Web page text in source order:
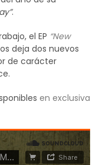
.
el EP “New
deja dos nuevos
de carácter
en exclusiva